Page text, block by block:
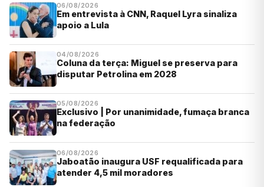
06/08/2026
Em entrevista à CNN, Raquel Lyra sinaliza
apoio a Lula
04/08/2026
Coluna da terça: Miguel se preserva para
disputar Petrolina em 2028
05/08/2026
Exclusivo | Por unanimidade, fumaça branca
na federação
06/08/2026
Jaboatão inaugura USF requalificada para
atender 4,5 mil moradores